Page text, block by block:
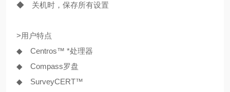
◆ 关机时，保存所有设置
>用户特点
◆ Centros™ *处理器
◆ Compass罗盘
◆ SurveyCERT™